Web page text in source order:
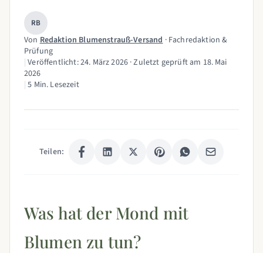
RB
VonRedaktion Blumenstrauß-Versand· Fachredaktion &
Prüfung
Veröffentlicht:24. März 2026 · Zuletzt geprüft am 18. Mai
2026
5 Min. Lesezeit
Teilen:
Was hat der Mond mit
Blumen zu tun?